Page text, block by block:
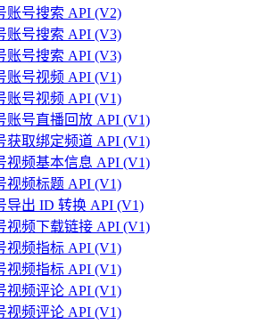
账号搜索 API (V2)
账号搜索 API (V3)
账号搜索 API (V3)
账号视频 API (V1)
账号视频 API (V1)
账号直播回放 API (V1)
获取绑定频道 API (V1)
视频基本信息 API (V1)
视频标题 API (V1)
导出 ID 转换 API (V1)
视频下载链接 API (V1)
视频指标 API (V1)
视频指标 API (V1)
视频评论 API (V1)
视频评论 API (V1)